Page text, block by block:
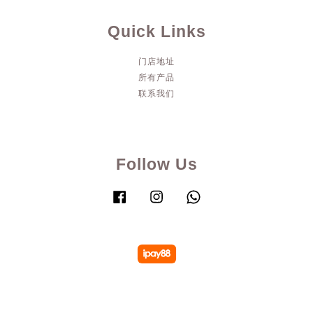
Quick Links
门店地址
所有产品
联系我们
Follow Us
Facebook Instagram